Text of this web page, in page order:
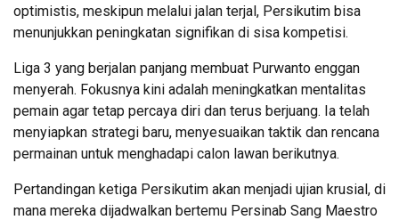
optimistis, meskipun melalui jalan terjal, Persikutim bisa
menunjukkan peningkatan signifikan di sisa kompetisi.
Liga 3 yang berjalan panjang membuat Purwanto enggan
menyerah. Fokusnya kini adalah meningkatkan mentalitas
pemain agar tetap percaya diri dan terus berjuang. Ia telah
menyiapkan strategi baru, menyesuaikan taktik dan rencana
permainan untuk menghadapi calon lawan berikutnya.
Pertandingan ketiga Persikutim akan menjadi ujian krusial, di
mana mereka dijadwalkan bertemu Persinab Sang Maestro